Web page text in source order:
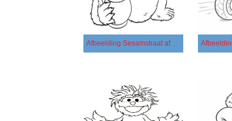
Afbeelding Sesamstraat afdrukbaar